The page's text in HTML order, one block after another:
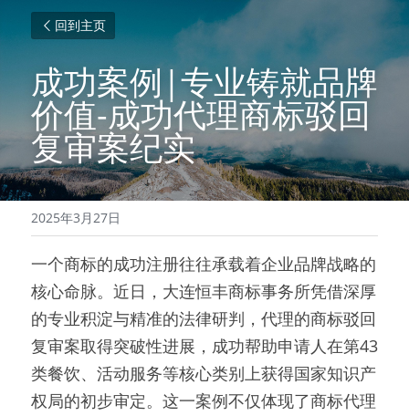
回到主页
成功案例|专业铸就品牌
价值-成功代理商标驳回
复审案纪实
2025年3月27日
一个商标的成功注册往往承载着企业品牌战略的
核心命脉。近日，大连恒丰商标事务所凭借深厚
的专业积淀与精准的法律研判，代理的商标驳回
复审案取得突破性进展，成功帮助申请人在第43
类餐饮、活动服务等核心类别上获得国家知识产
权局的初步审定。这一案例不仅体现了商标代理